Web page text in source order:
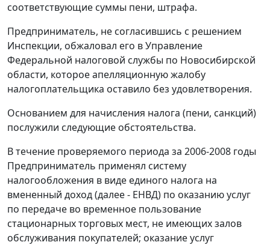
соответствующие суммы пени, штрафа.
Предприниматель, не согласившись с решением
Инспекции, обжаловал его в Управление
Федеральной налоговой службы по Новосибирской
области, которое апелляционную жалобу
налогоплательщика оставило без удовлетворения.
Основанием для начисления налога (пени, санкций)
послужили следующие обстоятельства.
В течение проверяемого периода за 2006-2008 годы
Предприниматель применял систему
налогообложения в виде единого налога на
вмененный доход (далее - ЕНВД) по оказанию услуг
по передаче во временное пользование
стационарных торговых мест, не имеющих залов
обслуживания покупателей; оказание услуг